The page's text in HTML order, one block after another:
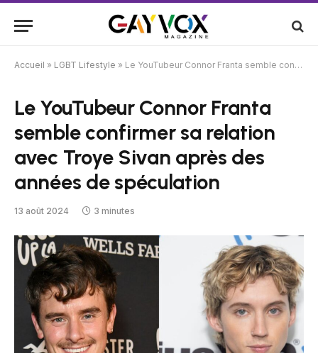
Accueil » LGBT Lifestyle » Le YouTubeur Connor Franta semble confirmer sa relation avec Troye Sivan après des années de spéculation
Le YouTubeur Connor Franta
semble confirmer sa relation
avec Troye Sivan après des
années de spéculation
13 août 2024 3 minutes